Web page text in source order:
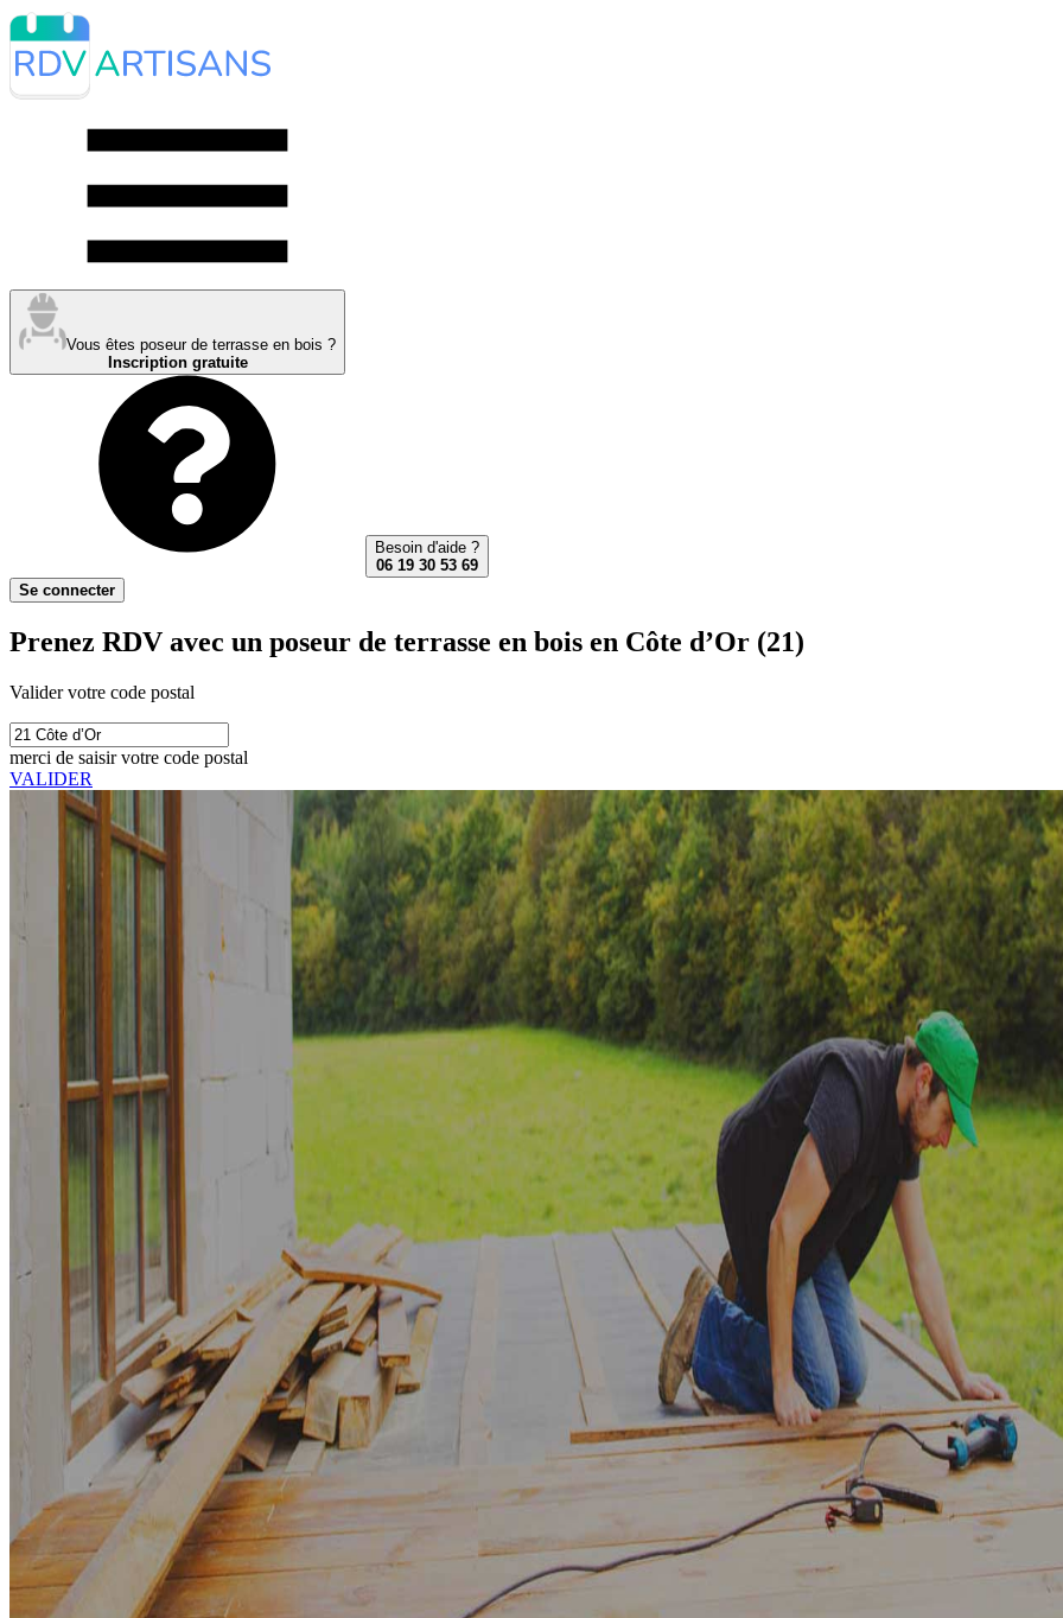
Vous êtes poseur de terrasse en bois ?
Inscription gratuite
Besoin d'aide ?
06 19 30 53 69
Se connecter
Prenez RDV avec un poseur de terrasse en bois en Côte d’Or (21)
Valider votre code postal
merci de saisir votre code postal
VALIDER